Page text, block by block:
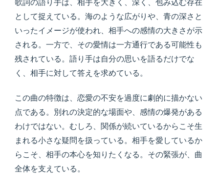
歌詞の語り手は、相手を大きく、深く、包み込む存在
として捉えている。海のような広がりや、青の深さと
いったイメージが使われ、相手への感情の大きさが示
される。一方で、その愛情は一方通行である可能性も
残されている。語り手は自分の思いを語るだけでな
く、相手に対して答えを求めている。
この曲の特徴は、恋愛の不安を過度に劇的に描かない
点である。別れの決定的な場面や、感情の爆発がある
わけではない。むしろ、関係が続いているからこそ生
まれる小さな疑問を扱っている。相手を愛しているか
らこそ、相手の本心を知りたくなる。その緊張が、曲
全体を支えている。